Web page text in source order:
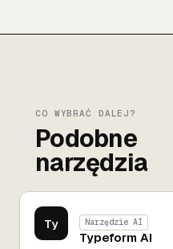
CO WYBRAĆ DALEJ?
Podobne
narzędzia
Ty Narzędzie AI
Typeform AI